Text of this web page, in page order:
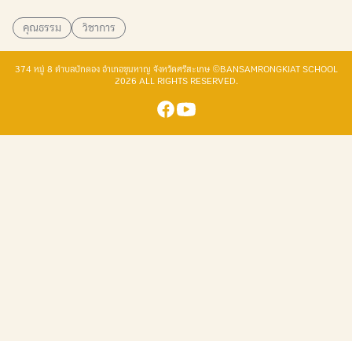
คุณธรรม วิชาการ
374 หมู่ 8 ตำบลบักดอง อำเภอขุนหาญ จังหวัดศรีสะเกษ ©BANSAMRONGKIAT SCHOOL
2026 ALL RIGHTS RESERVED.